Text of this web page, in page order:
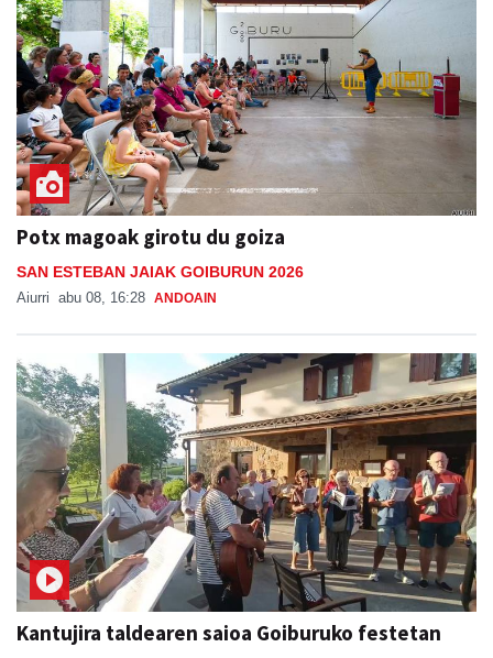
Potx magoak girotu du goiza
SAN ESTEBAN JAIAK GOIBURUN 2026
Aiurri abu 08, 16:28 ANDOAIN
Kantujira taldearen saioa Goiburuko festetan